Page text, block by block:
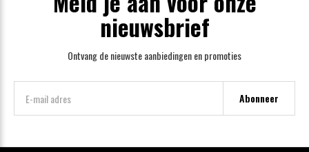
nieuwsbrief
Ontvang de nieuwste aanbiedingen en promoties
Abonneer